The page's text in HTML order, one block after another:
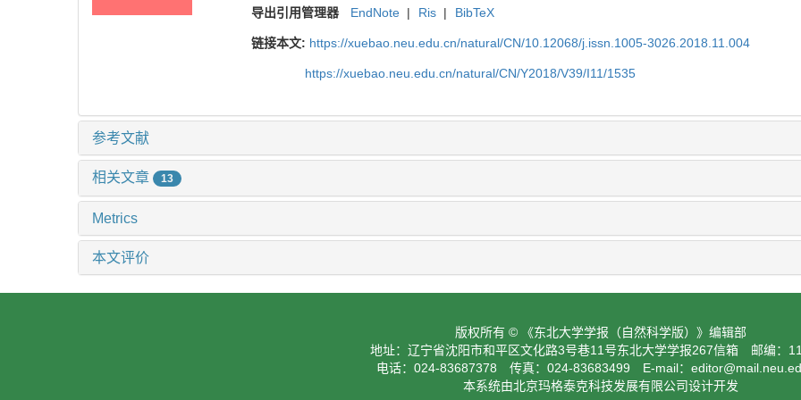
导出引用管理器 EndNote | Ris | BibTeX
链接本文: https://xuebao.neu.edu.cn/natural/CN/10.12068/j.issn.1005-3026.2018.11.004
https://xuebao.neu.edu.cn/natural/CN/Y2018/V39/I11/1535
参考文献
相关文章 13
Metrics
本文评价
版权所有 © 《东北大学学报（自然科学版）》编辑部
地址：辽宁省沈阳市和平区文化路3号巷11号东北大学学报267信箱 邮编：
电话：024-83687378 传真：024-83683499 E-mail：
本系统由北京玛格泰克科技发展有限公司设计开发